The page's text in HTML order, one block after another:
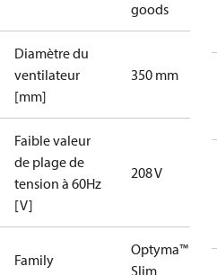
goods
Diamètre du
ventilateur
[mm]
350 mm
Faible valeur
de plage de
tension à 60Hz
[V]
208 V
Family
Optyma™
Slim